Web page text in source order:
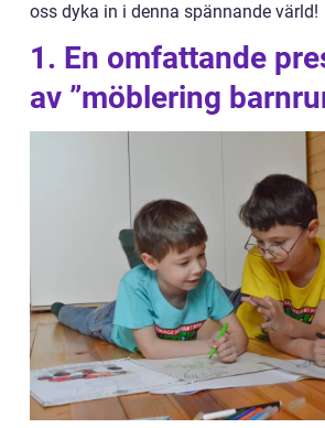
oss dyka in i denna spännande värld!
1. En omfattande
av ”möblering